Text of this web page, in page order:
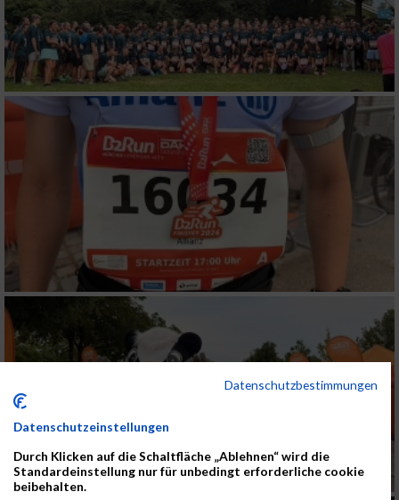
Datenschutzbestimmungen
Datenschutzeinstellungen
Durch Klicken auf die Schaltfläche „Ablehnen“ wird die
Standardeinstellung nur für unbedingt erforderliche cookie
beibehalten.